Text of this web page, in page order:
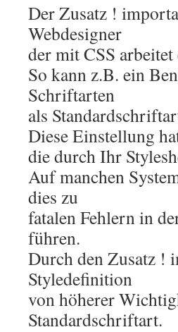
Der Zusatz !
Webdesigner
der mit CSS
So kann z.B. ein
Schriftarten
als
Diese Einstellung
die durch Ihr
Auf manchen
dies zu
fatalen Fehlern in
führen.
Durch den Zusatz !
Styledefinition
von höherer
Standardschriftart.